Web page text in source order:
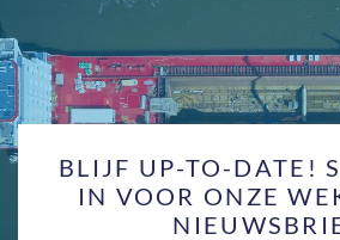
BLIJF UP-TO-DATE!
IN VOOR ONZE